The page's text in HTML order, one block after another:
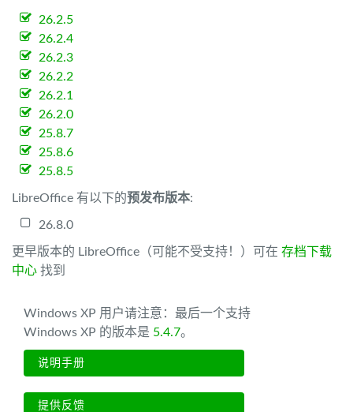
26.2.5
26.2.4
26.2.3
26.2.2
26.2.1
26.2.0
25.8.7
25.8.6
25.8.5
LibreOffice 有以下的预发布版本:
26.8.0
更早版本的 LibreOffice（可能不受支持！）可在 存档下载
中心 找到
Windows XP 用户请注意：最后一个支持
Windows XP 的版本是 5.4.7。
说明手册
提供反馈